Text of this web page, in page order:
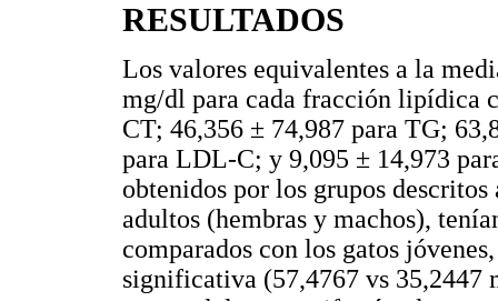
RESULTADOS
Los valores equivalentes a la
mg/dl para cada fracción lipídica
CT; 46,356 ± 74,987 para TG;
para LDL-C; y 9,095 ± 14,973
obtenidos por los grupos
adultos (hembras y machos),
comparados con los gatos
significativa (57,4767 vs 35,2447